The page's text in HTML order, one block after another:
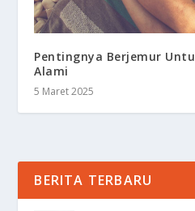
Pentingnya Berjemur
Alami
5 Maret 2025
BERITA TERBARU